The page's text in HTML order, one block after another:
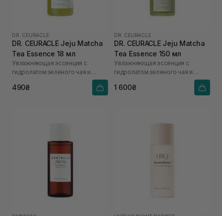
DR. CEURACLE
DR. CEURACLE Jeju Matcha
Tea Essence 18 мл
Увлажняющая эссенция с
гидролатом зеленого чая и
490₴
DR. CEURACLE
DR. CEURACLE Jeju Matcha
Tea Essence 150 мл
Увлажняющая эссенция с
гидролатом зеленого чая и
1 600₴